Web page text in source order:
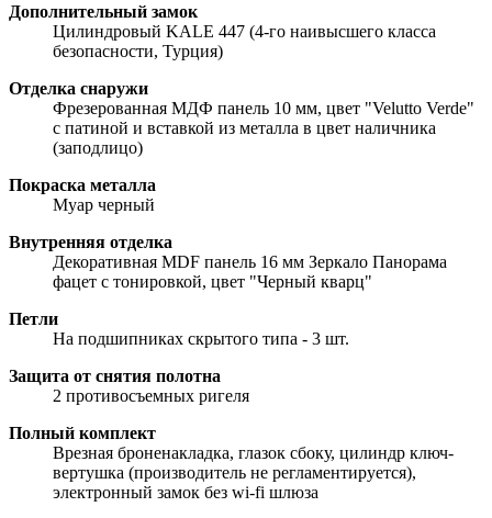
Дополнительный замок
Цилиндровый KALE 447 (4-го наивысшего класса
безопасности, Турция)
Отделка снаружи
Фрезерованная МДФ панель 10 мм, цвет "Velutto Verde"
с патиной и вставкой из металла в цвет наличника
(заподлицо)
Покраска металла
Муар черный
Внутренняя отделка
Декоративная MDF панель 16 мм Зеркало Панорама
фацет с тонировкой, цвет "Черный кварц"
Петли
На подшипниках скрытого типа - 3 шт.
Защита от снятия полотна
2 противосъемных ригеля
Полный комплект
Врезная броненакладка, глазок сбоку, цилиндр ключ-
вертушка (производитель не регламентируется),
электронный замок без wi-fi шлюза